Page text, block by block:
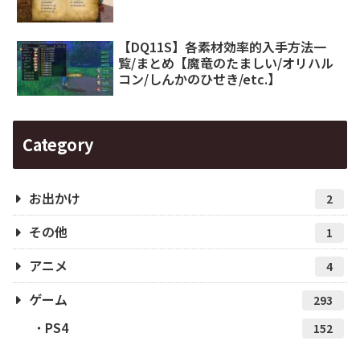
【DQ11S】各素材効率的入手方法一
覧/まとめ【魔竜のたましい/オリハル
コン/しんかのひせき/etc.】
Category
お出かけ 2
その他 1
アニメ 4
ゲーム 293
PS4 152